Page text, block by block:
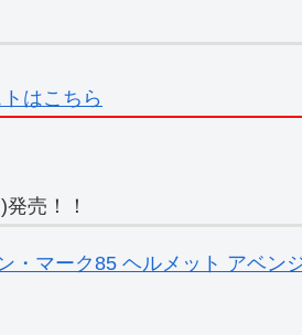
はこちら
売！！
マーク85 ヘルメット アベン